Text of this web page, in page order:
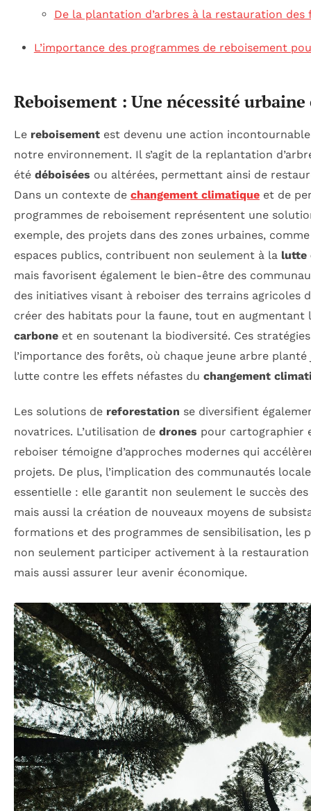
De la plantation d’arbres à la restauration des
L’importance des programmes de reboisement
Reboisement : Une nécessité
Le reboisement est devenu une action
notre environnement. Il s’agit de la replantation
été déboisées ou altérées, permettant ainsi de
Dans un contexte de changement climatique et de
programmes de reboisement représentent une
exemple, des projets dans des zones urbaines,
espaces publics, contribuent non seulement à la lutte
mais favorisent également le bien-être des
des initiatives visant à reboiser des terrains agricoles
créer des habitats pour la faune, tout en augmentant
carbone et en soutenant la biodiversité. Ces
l’importance des forêts, où chaque jeune arbre
lutte contre les effets néfastes du changement
Les solutions de reforestation se diversifient
novatrices. L’utilisation de drones pour cartographier
reboiser témoigne d’approches modernes qui
projets. De plus, l’implication des communautés
essentielle : elle garantit non seulement le succès
mais aussi la création de nouveaux moyens de
formations et des programmes de sensibilisation, les
non seulement participer activement à la
mais aussi assurer leur avenir économique.